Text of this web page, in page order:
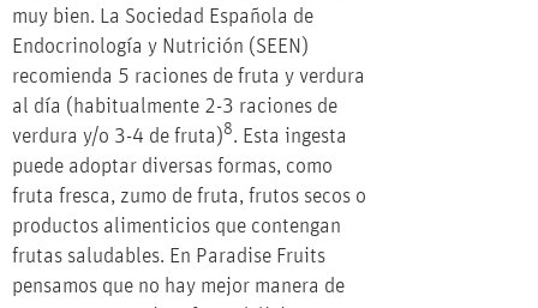
muy bien. La Sociedad Española de
Endocrinología y Nutrición (SEEN)
recomienda 5 raciones de fruta y verdura
al día (habitualmente 2-3 raciones de
verdura y/o 3-4 de fruta)8. Esta ingesta
puede adoptar diversas formas, como
fruta fresca, zumo de fruta, frutos secos o
productos alimenticios que contengan
frutas saludables. En Paradise Fruits
pensamos que no hay mejor manera de